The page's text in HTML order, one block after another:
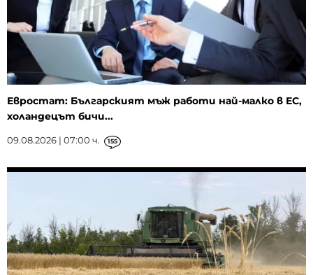
Евростат: Българският мъж работи най-малко в ЕС,
холандецът бичи...
09.08.2026 | 07:00 ч. 155